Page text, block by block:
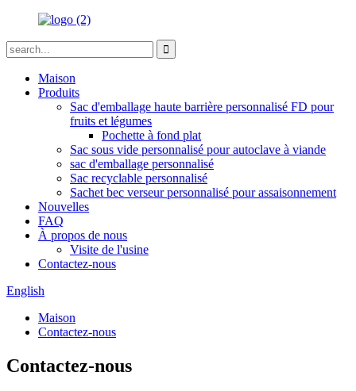
Maison
Produits
Sac d'emballage haute barrière personnalisé FD pour
fruits et légumes
Pochette à fond plat
Sac sous vide personnalisé pour autoclave à viande
sac d'emballage personnalisé
Sac recyclable personnalisé
Sachet bec verseur personnalisé pour assaisonnement
Nouvelles
FAQ
À propos de nous
Visite de l'usine
Contactez-nous
English
Maison
Contactez-nous
Contactez-nous